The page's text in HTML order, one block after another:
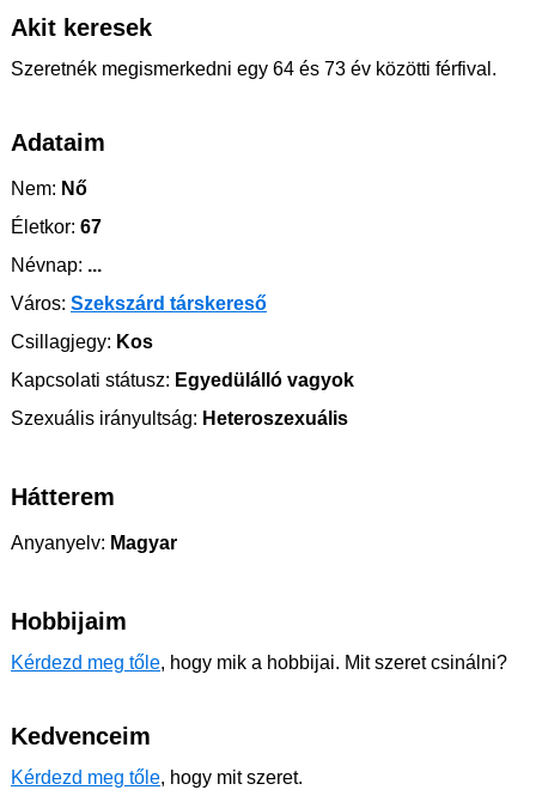
Akit keresek
Szeretnék megismerkedni egy 64 és 73 év közötti férfival.
Adataim
Nem: Nő
Életkor: 67
Névnap: ...
Város: Szekszárd társkereső
Csillagjegy: Kos
Kapcsolati státusz: Egyedülálló vagyok
Szexuális irányultság: Heteroszexuális
Hátterem
Anyanyelv: Magyar
Hobbijaim
Kérdezd meg tőle, hogy mik a hobbijai. Mit szeret csinálni?
Kedvenceim
Kérdezd meg tőle, hogy mit szeret.